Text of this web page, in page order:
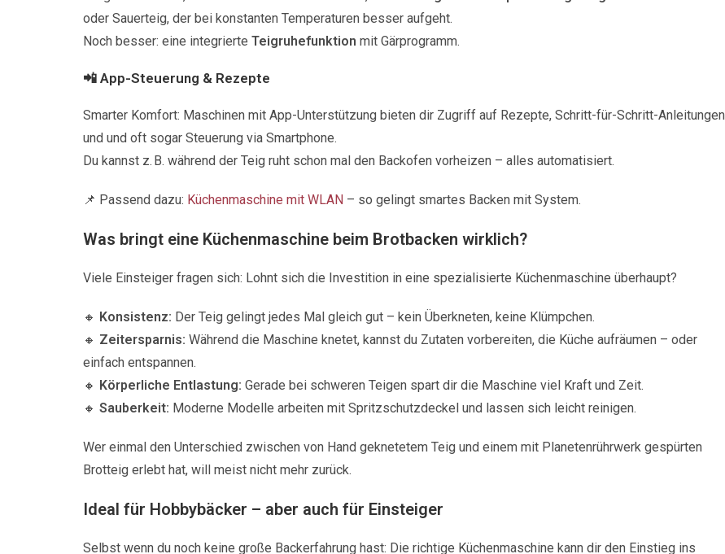
oder Sauerteig, der bei konstanten Temperaturen besser aufgeht.
Noch besser: eine integrierte Teigruhefunktion mit Gärprogramm.
📲 App-Steuerung & Rezepte
Smarter Komfort: Maschinen mit App-Unterstützung bieten dir Zugriff auf Rezepte, Schritt-für-Schritt-Anleitungen
und und oft sogar Steuerung via Smartphone.
Du kannst z. B. während der Teig ruht schon mal den Backofen vorheizen – alles automatisiert.
📌 Passend dazu: Küchenmaschine mit WLAN – so gelingt smartes Backen mit System.
Was bringt eine Küchenmaschine beim Brotbacken wirklich?
Viele Einsteiger fragen sich: Lohnt sich die Investition in eine spezialisierte Küchenmaschine überhaupt?
🔸 Konsistenz: Der Teig gelingt jedes Mal gleich gut – kein Überkneten, keine Klümpchen.
🔸 Zeitersparnis: Während die Maschine knetet, kannst du Zutaten vorbereiten, die Küche aufräumen – oder
einfach entspannen.
🔸 Körperliche Entlastung: Gerade bei schweren Teigen spart dir die Maschine viel Kraft und Zeit.
🔸 Sauberkeit: Moderne Modelle arbeiten mit Spritzschutzdeckel und lassen sich leicht reinigen.
Wer einmal den Unterschied zwischen von Hand geknetetem Teig und einem mit Planetenrührwerk gespürten
Brotteig erlebt hat, will meist nicht mehr zurück.
Ideal für Hobbybäcker – aber auch für Einsteiger
Selbst wenn du noch keine große Backerfahrung hast: Die richtige Küchenmaschine kann dir den Einstieg ins